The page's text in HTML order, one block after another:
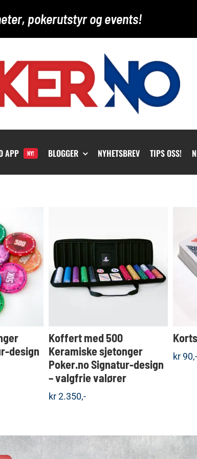
pokerutstyr og events!
APP NY! BLOGGER NYHETSBREV TIPS OSS!
design
KJØP
Detaljer
Koffert med 500
Keramiske sjetonger
Poker.no Signatur-design
– valgfrie valører
kr2.350,-
kr90,-